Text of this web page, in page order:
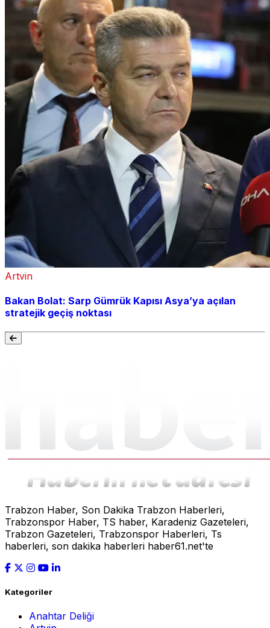
Artvin
Bakan Bolat: Sarp Gümrük Kapısı Asya’ya açılan
stratejik geçiş noktası
Trabzon Haber, Son Dakika Trabzon Haberleri,
Trabzonspor Haber, TS haber, Karadeniz Gazeteleri,
Trabzon Gazeteleri, Trabzonspor Haberleri, Ts
haberleri, son dakika haberleri haber61.net'te
Kategoriler
Anahtar Deliği